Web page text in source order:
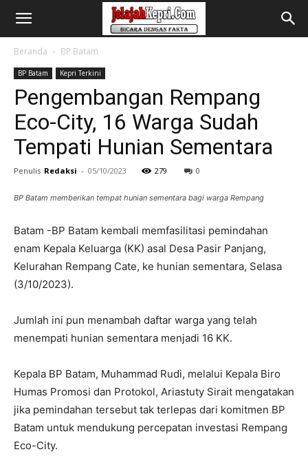
Beranda BP Batam
BP Batam Kepri Terkini
Pengembangan Rempang
Eco-City, 16 Warga Sudah
Tempati Hunian Sementara
Penulis Redaksi - 05/10/2023 279 0
BP Batam memberikan tempat hunian sementara bagi warga Rempang
Batam -BP Batam kembali memfasilitasi pemindahan
enam Kepala Keluarga (KK) asal Desa Pasir Panjang,
Kelurahan Rempang Cate, ke hunian sementara, Selasa
(3/10/2023).
Jumlah ini pun menambah daftar warga yang telah
menempati hunian sementara menjadi 16 KK.
Kepala BP Batam, Muhammad Rudi, melalui Kepala Biro
Humas Promosi dan Protokol, Ariastuty Sirait mengatakan
jika pemindahan tersebut tak terlepas dari komitmen BP
Batam untuk mendukung percepatan investasi Rempang
Eco-City.